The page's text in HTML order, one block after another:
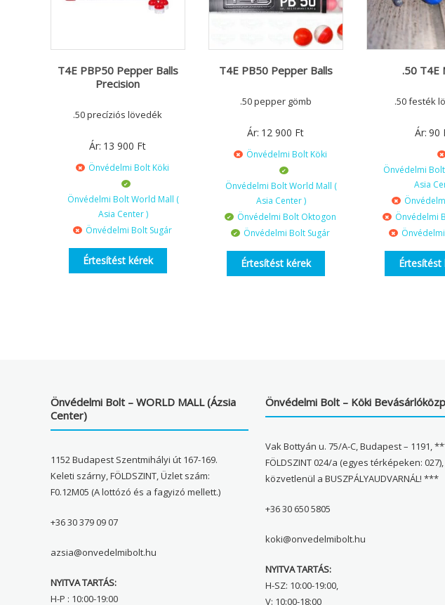
T4E PBP50 Pepper Balls
Precision
.50 precíziós lövedék
Ár: 13 900 Ft
Önvédelmi Bolt Köki
Önvédelmi Bolt World Mall (
Asia Center )
Önvédelmi Bolt Sugár
Értesítést kérek
T4E PB50 Pepper Balls
.50 pepper gömb
Ár: 12 900 Ft
Önvédelmi Bolt Köki
Önvédelmi Bolt World Mall (
Asia Center )
Önvédelmi Bolt Oktogon
Önvédelmi Bolt Sugár
Értesítést kérek
.50 T4E
.50 festék
Ár: 90
Önvédelmi
Asia
Önvédelmi
Értesítést
Önvédelmi Bolt – WORLD MALL (Ázsia
Center)
1152 Budapest Szentmihályi út 167-169.
Keleti szárny, FÖLDSZINT, Üzlet szám:
F0.12M05 (A lottózó és a fagyizó mellett.)
+36 30 379 09 07
azsia@onvedelmibolt.hu
NYITVA TARTÁS:
H-P : 10:00-19:00
Önvédelmi Bolt – Köki
Vak Bottyán u. 75/A-C, Budapest – 1191,
FÖLDSZINT 024/a (egyes térképeken: 027),
közvetlenül a BUSZPÁLYAUDVARNÁL! ***
+36 30 650 5805
koki@onvedelmibolt.hu
NYITVA TARTÁS:
H-SZ: 10:00-19:00,
V: 10:00-18:00